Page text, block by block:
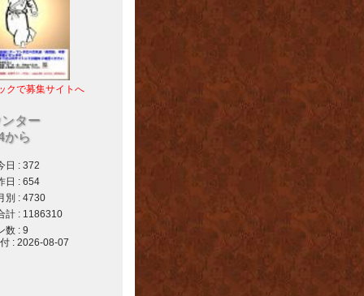
クで募集サイトへ
ター
から
日 : 372
日 : 654
別 : 4730
計 : 1186310
数 : 9
: 2026-08-07